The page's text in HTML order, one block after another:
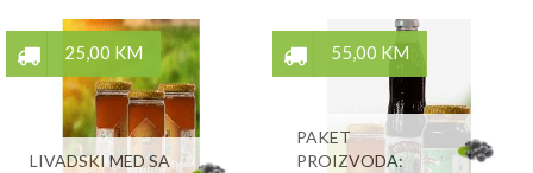
25,00 KM
LIVADSKI MED SA
55,00 KM
PAKET
PROIZVODA: